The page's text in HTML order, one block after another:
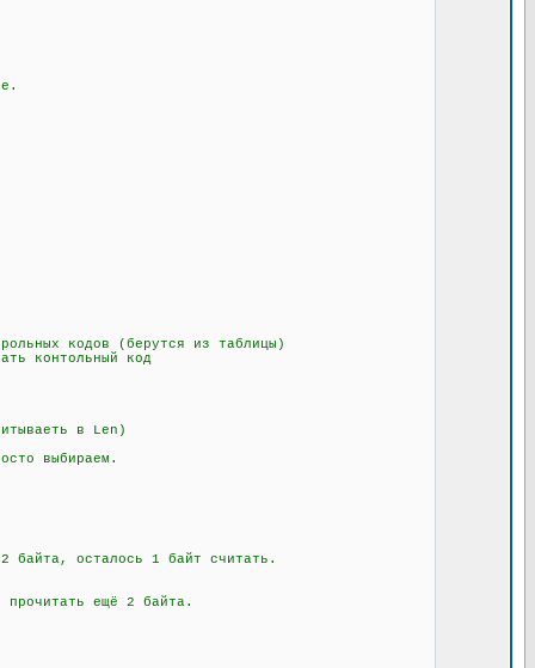
кодов (берутся из таблицы)
контольный код
в Len)
выбираем.
осталось 1 байт считать.
ещё 2 байта.